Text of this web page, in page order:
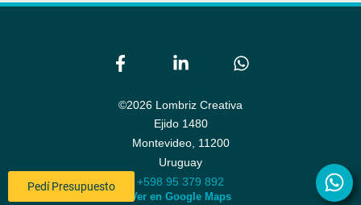
Pedí Presupuesto
©2026 Lombriz Creativa
Ejido 1480
Montevideo, 11200
Uruguay
+598 95 379 892
Ver en Google Maps